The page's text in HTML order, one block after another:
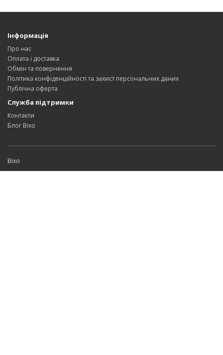
Інформація
Про нас
Оплата і доставка
Обмін та повернення
Політика конфіденційності та захист персональних даних
Публічна оферта
Служба підтримки
Контакти
Блог Bixo
Bixo